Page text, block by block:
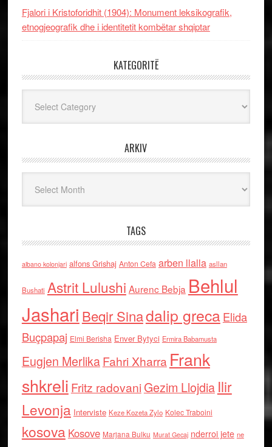
Fjalori i Kristoforidhit (1904): Monument leksikografik,
etnogjeografik dhe i identitetit kombëtar shqiptar
KATEGORITË
ARKIV
TAGS
albano kolonjari alfons Grishaj Anton Cefa arben llalla asllan
Bushati Astrit Lulushi Aurenc Bebja Behlul
Jashari Beqir Sinadalip grecaElida
Buçpapaj Elmi Berisha Enver Bytyci Ermira Babamusta
Eugjen MerlikaFahri Xharra Frank
shkreli Fritz radovaniGezim Llojdia Ilir
Levonja Interviste Keze Kozeta Zylo Kolec Traboini
kosova Kosove Marjana Bulku Murat Gecaj nderroi jete ne